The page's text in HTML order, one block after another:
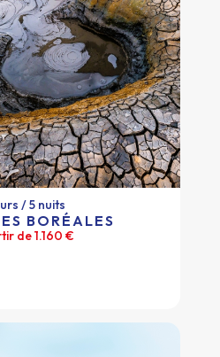
/ 5 nuits
BORÉALES
de 1.160 €